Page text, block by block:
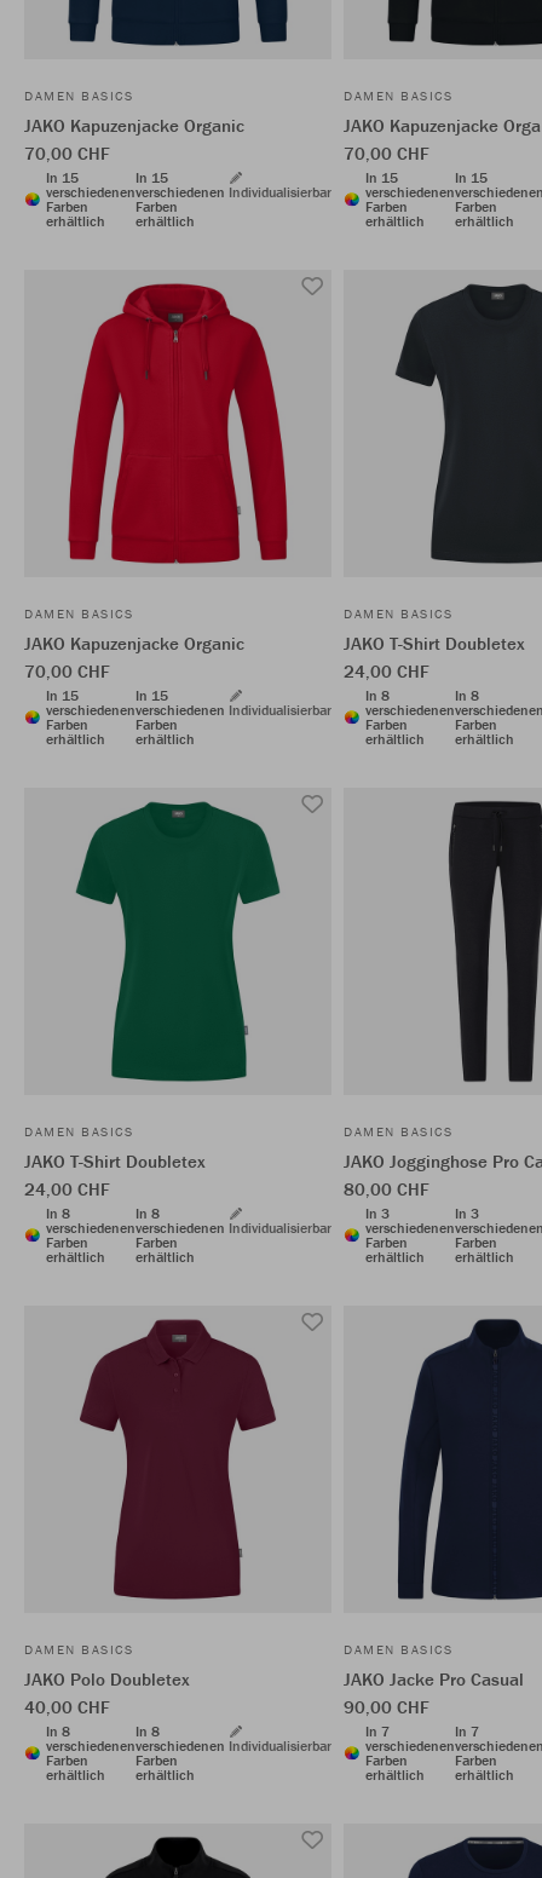
DAMEN BASICS
JAKO Kapuzenjacke Organic
70,00 CHF
In 15
verschiedenen
Farben
erhältlich
In 15
verschiedenen
Farben
erhältlich
Individualisierbar
DAMEN BASICS
JAKO Kapuzenjacke
70,00 CHF
In 15
verschiedenen
Farben
erhältlich
In 15
Farben
erhältlich
DAMEN BASICS
JAKO Kapuzenjacke Organic
70,00 CHF
In 15
verschiedenen
Farben
erhältlich
In 15
verschiedenen
Farben
erhältlich
Individualisierbar
DAMEN BASICS
JAKO T-Shirt Doubletex
24,00 CHF
In 8
verschiedenen
Farben
erhältlich
In 8
Farben
erhältlich
DAMEN BASICS
JAKO T-Shirt Doubletex
24,00 CHF
In 8
verschiedenen
Farben
erhältlich
In 8
verschiedenen
Farben
erhältlich
Individualisierbar
DAMEN BASICS
JAKO Jogginghose Pro
80,00 CHF
In 3
verschiedenen
Farben
erhältlich
In 3
Farben
erhältlich
DAMEN BASICS
JAKO Polo Doubletex
40,00 CHF
In 8
verschiedenen
Farben
erhältlich
In 8
verschiedenen
Farben
erhältlich
Individualisierbar
DAMEN BASICS
JAKO Jacke Pro Casual
90,00 CHF
In 7
verschiedenen
Farben
erhältlich
In 7
Farben
erhältlich